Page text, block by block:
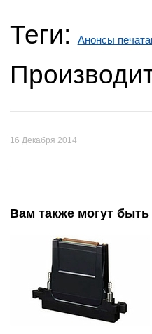
Теги:
Анонсы
16 Декабря 2014
Вам также могут